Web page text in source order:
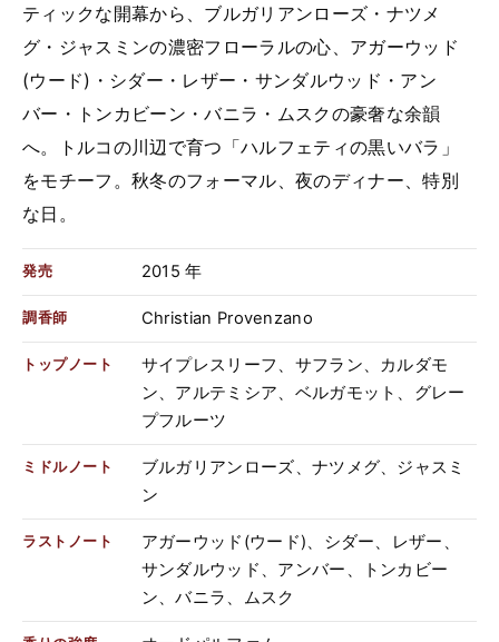
ティックな開幕から、ブルガリアンローズ・ナツメ
グ・ジャスミンの濃密フローラルの心、アガーウッド
(ウード)・シダー・レザー・サンダルウッド・アン
バー・トンカビーン・バニラ・ムスクの豪奢な余韻
へ。トルコの川辺で育つ「ハルフェティの黒いバラ」
をモチーフ。秋冬のフォーマル、夜のディナー、特別
な日。
発売 2015 年
調香師 Christian Provenzano
トップノート
サイプレスリーフ、サフラン、カルダモ
ン、アルテミシア、ベルガモット、グレー
プフルーツ
ミドルノート
ブルガリアンローズ、ナツメグ、ジャスミ
ン
ラストノート
アガーウッド(ウード)、シダー、レザー、
サンダルウッド、アンバー、トンカビー
ン、バニラ、ムスク